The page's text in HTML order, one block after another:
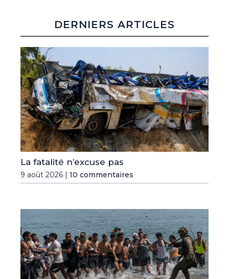
DERNIERS ARTICLES
La fatalité n’excuse pas
9 août 2026 | 10 commentaires